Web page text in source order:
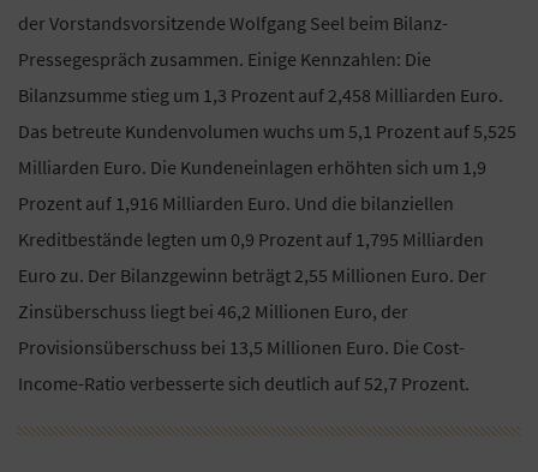
der Vorstandsvorsitzende Wolfgang Seel beim Bilanz-
Pressegespräch zusammen. Einige Kennzahlen: Die
Bilanzsumme stieg um 1,3 Prozent auf 2,458 Milliarden Euro.
Das betreute Kundenvolumen wuchs um 5,1 Prozent auf 5,525
Milliarden Euro. Die Kundeneinlagen erhöhten sich um 1,9
Prozent auf 1,916 Milliarden Euro. Und die bilanziellen
Kreditbestände legten um 0,9 Prozent auf 1,795 Milliarden
Euro zu. Der Bilanzgewinn beträgt 2,55 Millionen Euro. Der
Zinsüberschuss liegt bei 46,2 Millionen Euro, der
Provisionsüberschuss bei 13,5 Millionen Euro. Die Cost-
Income-Ratio verbesserte sich deutlich auf 52,7 Prozent.